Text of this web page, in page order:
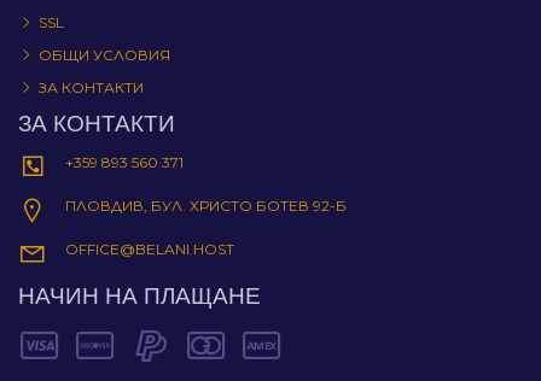
SSL
ОБЩИ УСЛОВИЯ
ЗА КОНТАКТИ
ЗА КОНТАКТИ
+359 893 560 371
ПЛОВДИВ, БУЛ. ХРИСТО БОТЕВ 92-Б
OFFICE@BELANI.HOST
НАЧИН НА ПЛАЩАНЕ